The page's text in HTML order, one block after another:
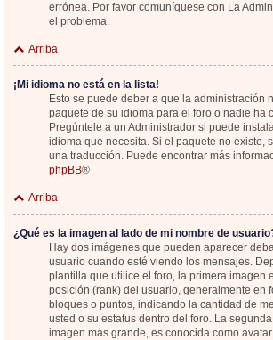
errónea. Por favor comuníquese con La
el problema.
Arriba
¡Mi idioma no está en la lista!
Esto se puede deber a que la administración
paquete de su idioma para el foro o nadie ha
Pregúntele a un Administrador si puede
idioma que necesita. Si el paquete no existe,
una traducción. Puede encontrar más
phpBB®
Arriba
¿Qué es la imagen al lado de mi nombre de
Hay dos imágenes que pueden aparecer
usuario cuando esté viendo los mensajes.
plantilla que utilice el foro, la primera imagen
posición (rank) del usuario, generalmente en
bloques o puntos, indicando la cantidad de
usted o su estatus dentro del foro. La
imagen más grande, es conocida como